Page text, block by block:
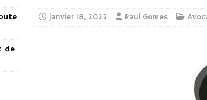
janvier 18, 2022 Paul Gomes
de